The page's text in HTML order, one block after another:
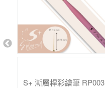
S+ 漸層桿彩繪筆 RP003